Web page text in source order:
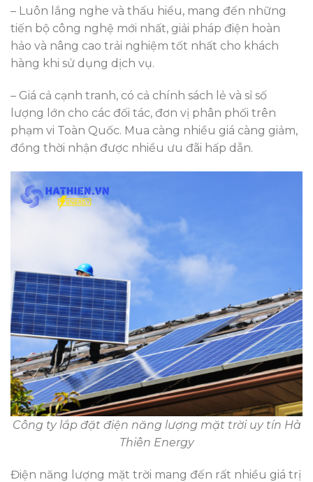
– Luôn lắng nghe và thấu hiểu, mang đến những
tiến bộ công nghệ mới nhất, giải pháp điện hoàn
hảo và nâng cao trải nghiệm tốt nhất cho khách
hàng khi sử dụng dịch vụ.
– Giá cả cạnh tranh, có cả chính sách lẻ và sỉ số
lượng lớn cho các đối tác, đơn vị phân phối trên
phạm vi Toàn Quốc. Mua càng nhiều giá càng giảm,
đồng thời nhận được nhiều ưu đãi hấp dẫn.
Công ty lắp đặt điện năng lượng mặt trời uy tín Hà
Thiên Energy
Điện năng lượng mặt trời mang đến rất nhiều giá trị